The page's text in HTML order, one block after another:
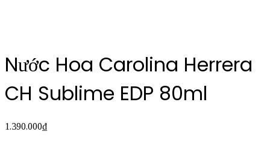
Nước Hoa Carolina Herrera
CH Sublime EDP 80ml
1.390.000₫